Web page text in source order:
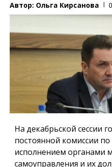
Автор: Ольга Кирсанова
На декабрьской сессии
постоянной комиссии
исполнением органами
самоуправления и их